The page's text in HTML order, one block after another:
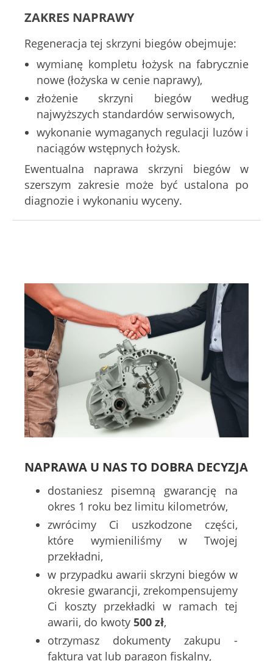
ZAKRES NAPRAWY
Regeneracja tej skrzyni biegów obejmuje:
wymianę kompletu łożysk na fabrycznie
nowe (łożyska w cenie naprawy),
złożenie skrzyni biegów według
najwyższych standardów serwisowych,
wykonanie wymaganych regulacji luzów i
naciągów wstępnych łożysk.
Ewentualna naprawa skrzyni biegów w
szerszym zakresie może być ustalona po
diagnozie i wykonaniu wyceny.
NAPRAWA U NAS TO DOBRA DECYZJA
dostaniesz pisemną gwarancję na
okres 1 roku bez limitu kilometrów,
zwrócimy Ci uszkodzone części,
które wymieniliśmy w Twojej
przekładni,
w przypadku awarii skrzyni biegów w
okresie gwarancji, zrekompensujemy
Ci koszty przekładki w ramach tej
awarii, do kwoty500 zł,
otrzymasz dokumenty zakupu -
faktura vat lub paragon fiskalny,